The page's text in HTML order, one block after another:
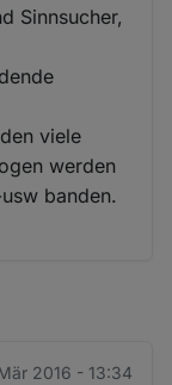
Sinnsucher,
viele
werden
banden.
2016 - 13:34